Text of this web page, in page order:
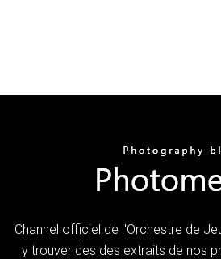
Channel officiel de l'Orchestre de
y trouver des des extraits de nos